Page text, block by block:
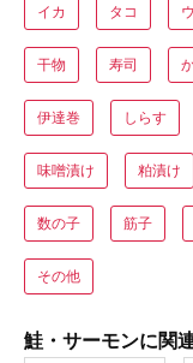
イカ タコ
干物 寿司
伊達巻 しらす
味噌漬け 粕漬け
数の子 筋子
その他
鮭・サーモンに関